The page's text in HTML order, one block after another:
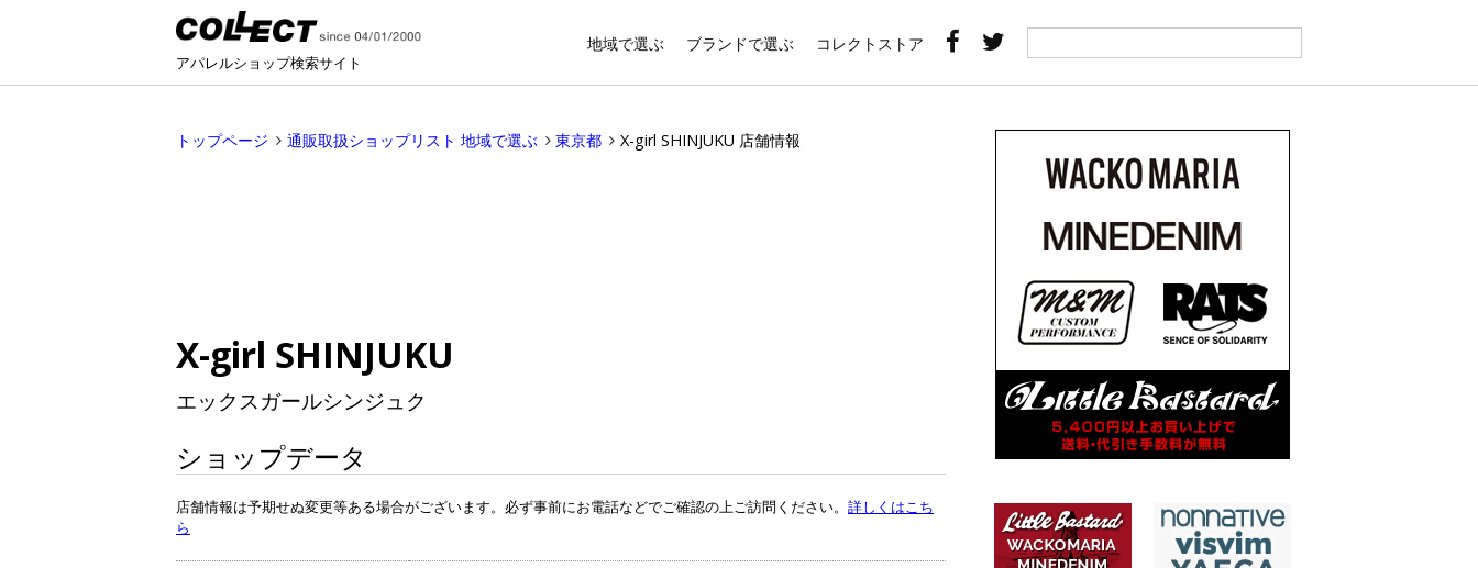
アパレルショップ検索サイト
地域で選ぶ ブランドで選ぶ コレクトストア
トップページ 通販取扱ショップリスト 地域で選ぶ 東京都 X-girl SHINJUKU 店舗情報
X-girl SHINJUKU
エックスガールシンジュク
ショップデータ
店舗情報は予期せぬ変更等ある場合がございます。必ず事前にお電話などでご確認の上ご訪問ください。 詳しくはこち
ら